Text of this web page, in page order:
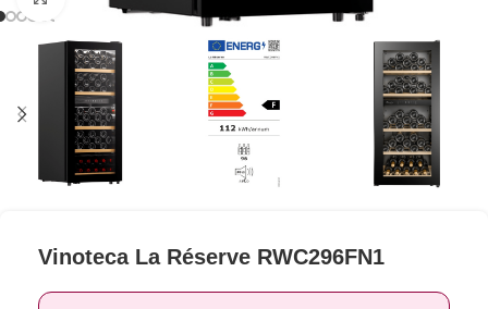
Vinoteca La Réserve RWC296FN1